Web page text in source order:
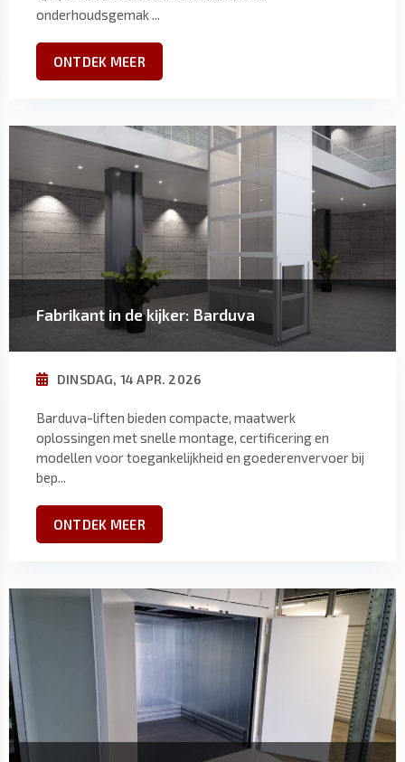
onderhoudsgemak ...
ONTDEK MEER
Fabrikant in de kijker: Barduva
DINSDAG, 14 APR. 2026
Barduva-liften bieden compacte, maatwerk
oplossingen met snelle montage, certificering en
modellen voor toegankelijkheid en goederenvervoer bij
bep...
ONTDEK MEER